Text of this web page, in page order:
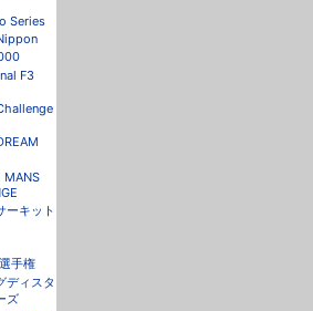
Series
F3
MANS
ーキット
手権
ディスタ
ズ